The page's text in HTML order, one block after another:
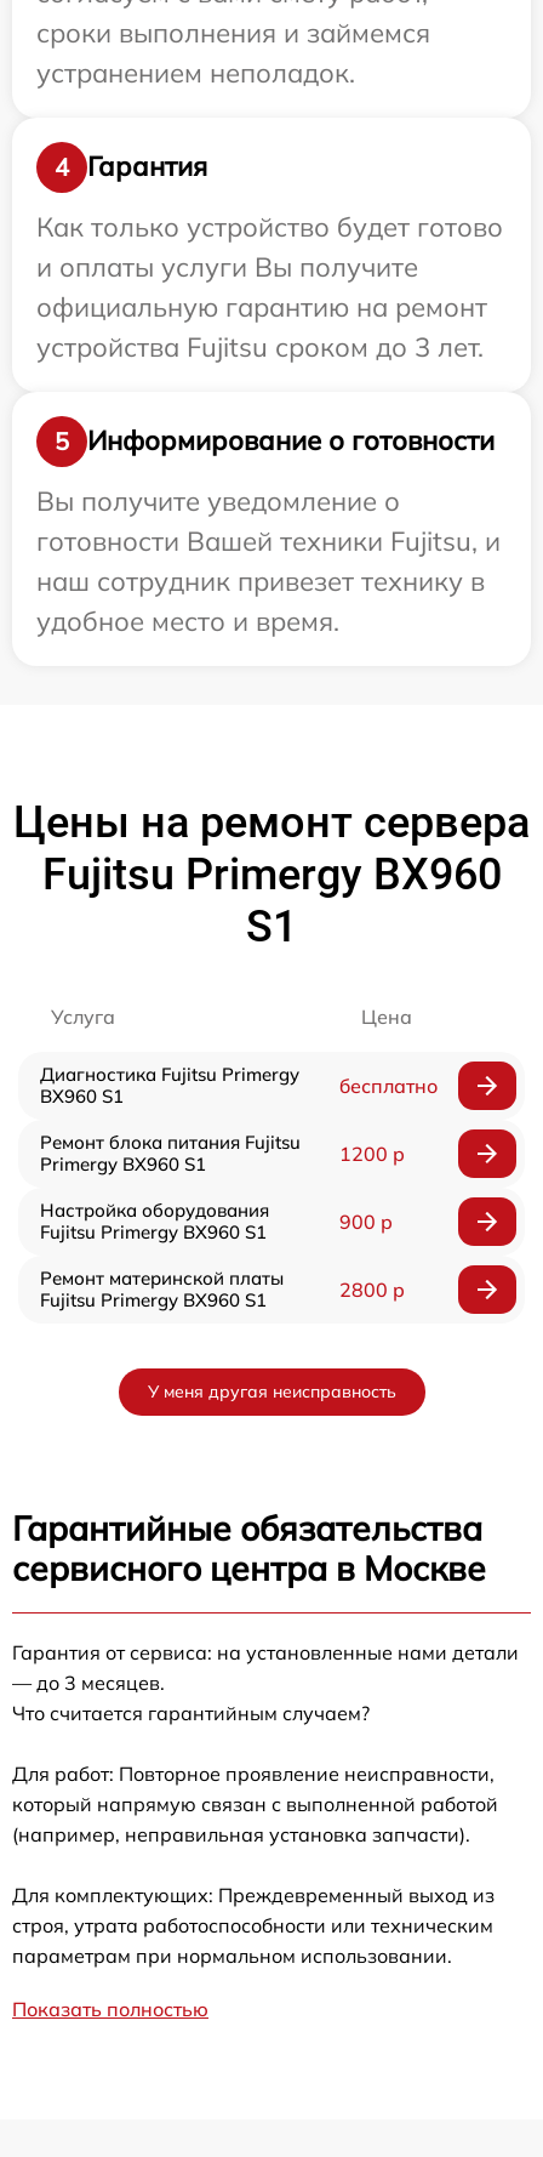
сроки выполнения и займемся
устранением неполадок.
4
Гарантия
Как только устройство будет готово
и оплаты услуги Вы получите
официальную гарантию на ремонт
устройства Fujitsu сроком до 3 лет.
5
Информирование о готовности
Вы получите уведомление о
готовности Вашей техники Fujitsu, и
наш сотрудник привезет технику в
удобное место и время.
Цены на ремонт сервера
Fujitsu Primergy BX960
S1
Услуга Цена
Диагностика Fujitsu Primergy
BX960 S1
бесплатно
Ремонт блока питания Fujitsu
Primergy BX960 S1
1200 р
Настройка оборудования
Fujitsu Primergy BX960 S1
900 р
Ремонт материнской платы
Fujitsu Primergy BX960 S1
2800 р
У меня другая неисправность
Гарантийные обязательства
сервисного центра в Москве
Гарантия от сервиса: на установленные нами детали
— до 3 месяцев.
Что считается гарантийным случаем?
Для работ: Повторное проявление неисправности,
который напрямую связан с выполненной работой
(например, неправильная установка запчасти).
Для комплектующих: Преждевременный выход из
строя, утрата работоспособности или техническим
параметрам при нормальном использовании.
Показать полностью